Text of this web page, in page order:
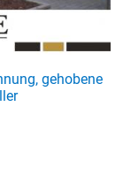
gehobene